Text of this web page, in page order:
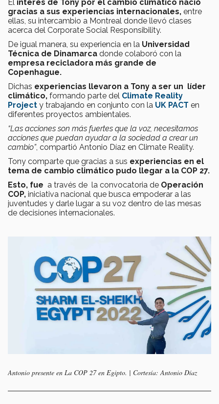
El interés de Tony por el cambio climático nació
gracias a sus experiencias internacionales, entre
ellas, su intercambio a Montreal donde llevó clases
acerca del Corporate Social Responsibility.
De igual manera, su experiencia en la Universidad
Técnica de Dinamarca donde colaboró con la
empresa recicladora más grande de
Copenhague.
Dichas experiencias llevaron a Tony a ser un líder
climático, formando parte del Climate Reality
Project y trabajando en conjunto con la UK PACT en
diferentes proyectos ambientales.
“Las acciones son más fuertes que la voz, necesitamos
acciones que puedan ayudar a la sociedad a crear un
cambio”, compartió Antonio Díaz en Climate Reality.
Tony comparte que gracias a sus experiencias en el
tema de cambio climático pudo llegar a la COP 27.
Esto, fue a través de la convocatoria de Operación
COP, iniciativa nacional que busca empoderar a las
juventudes y darle lugar a su voz dentro de las mesas
de decisiones internacionales.
Antonio presente en La COP 27 en Egipto. | Cortesía: Antonio Díaz